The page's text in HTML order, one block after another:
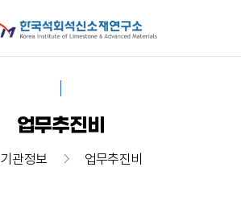
업무추진비
기관정보 chevron_right 업무추진비